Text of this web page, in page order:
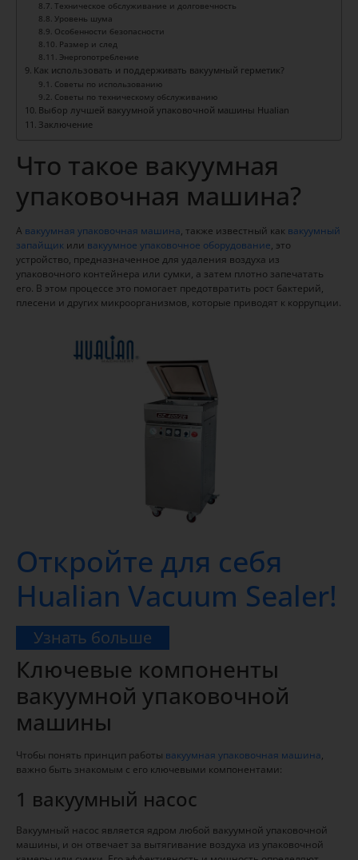
Техническое обслуживание и долговечность
Уровень шума
Особенности безопасности
Размер и след
Энергопотребление
Как использовать и поддерживать вакуумный герметик?
Советы по использованию
Советы по техническому обслуживанию
Выбор лучшей вакуумной упаковочной машины Hualian
Заключение
Что такое вакуумная
упаковочная машина?
A вакуумная упаковочная машина, также известный как вакуумный
запайщик или вакуумное упаковочное оборудование, это
устройство, предназначенное для удаления воздуха из
упаковочного контейнера или сумки, а затем плотно запечатать
его. В этом процессе это помогает предотвратить рост бактерий,
плесени и других микроорганизмов, которые приводят к коррупции.
Откройте для себя
Hualian Vacuum Sealer!
Узнать больше
Ключевые компоненты
вакуумной упаковочной
машины
Чтобы понять принцип работы вакуумная упаковочная машина,
важно быть знакомым с его ключевыми компонентами:
1 вакуумный насос
Вакуумный насос является ядром любой вакуумной упаковочной
машины, и он отвечает за вытягивание воздуха из упаковочной